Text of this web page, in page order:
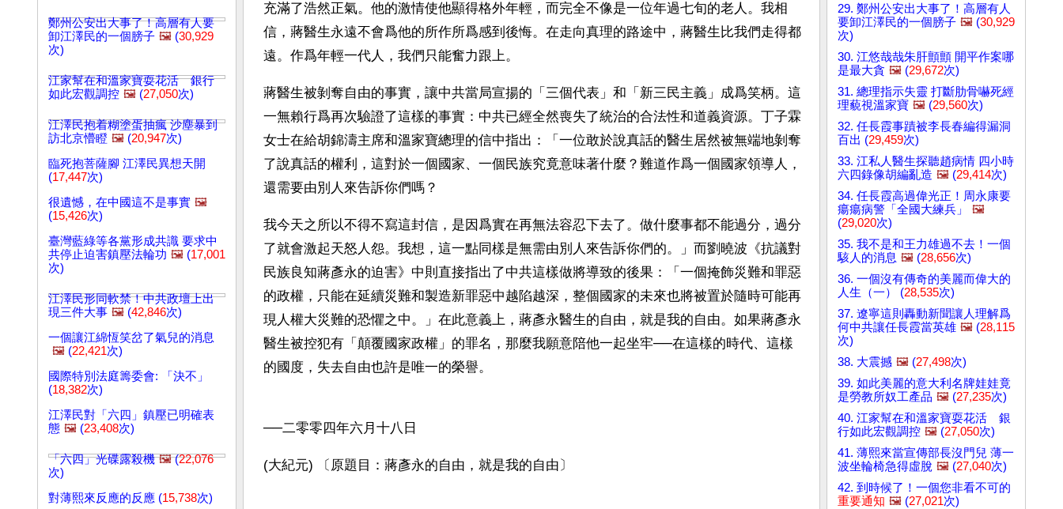
鄭州公安出大事了！高層有人要
卸江澤民的一個膀子 🖼️ (30,929
次)
江家幫在和溫家寶耍花活 銀行
如此宏觀調控 🖼️ (27,050次)
江澤民抱着糊塗蛋抽瘋 沙塵暴到
訪北京懵瞪 🖼️ (20,947次)
臨死抱菩薩腳 江澤民異想天開
(17,447次)
很遺憾，在中國這不是事實 🖼️
(15,426次)
臺灣藍綠等各黨形成共識 要求中
共停止迫害鎮壓法輪功 🖼️ (17,001
次)
江澤民形同軟禁！中共政壇上出
現三件大事 🖼️ (42,846次)
一個讓江綿恆笑岔了氣兒的消息
🖼️ (22,421次)
國際特別法庭籌委會: 「決不」
(18,382次)
江澤民對「六四」鎮壓已明確表
態 🖼️ (23,408次)
「六四」光碟露殺機 🖼️(22,076
次)
對薄熙來反應的反應 (15,738次)
充滿了浩然正氣。他的激情使他顯得格外年輕，而完全不像是一位年過七旬的老人。我相
信，蔣醫生永遠不會爲他的所作所爲感到後悔。在走向真理的路途中，蔣醫生比我們走得都
遠。作爲年輕一代人，我們只能奮力跟上。
蔣醫生被剝奪自由的事實，讓中共當局宣揚的「三個代表」和「新三民主義」成爲笑柄。這
一無賴行爲再次驗證了這樣的事實：中共已經全然喪失了統治的合法性和道義資源。丁子霖
女士在給胡錦濤主席和溫家寶總理的信中指出：「一位敢於說真話的醫生居然被無端地剝奪
了說真話的權利，這對於一個國家、一個民族究竟意味著什麼？難道作爲一個國家領導人，
還需要由別人來告訴你們嗎？
我今天之所以不得不寫這封信，是因爲實在再無法容忍下去了。做什麼事都不能過分，過分
了就會激起天怒人怨。我想，這一點同樣是無需由別人來告訴你們的。」而劉曉波《抗議對
民族良知蔣彥永的迫害》中則直接指出了中共這樣做將導致的後果：「一個掩飾災難和罪惡
的政權，只能在延續災難和製造新罪惡中越陷越深，整個國家的未來也將被置於隨時可能再
現人權大災難的恐懼之中。」在此意義上，蔣彥永醫生的自由，就是我的自由。如果蔣彥永
醫生被控犯有「顛覆國家政權」的罪名，那麼我願意陪他一起坐牢──在這樣的時代、這樣
的國度，失去自由也許是唯一的榮譽。
──二零零四年六月十八日
(大紀元) 〔原題目：蔣彥永的自由，就是我的自由〕
29. 鄭州公安出大事了！高層有人
要卸江澤民的一個膀子 🖼️ (30,929
次)
30. 江悠哉哉朱肝顫顫 開平作案哪
是最大貪 🖼️ (29,672次)
31. 總理指示失靈 打斷肋骨嚇死經
理藐視溫家寶 🖼️ (29,560次)
32. 任長霞事蹟被李長春編得漏洞
百出 (29,459次)
33. 江私人醫生探聽趙病情 四小時
六四錄像胡編亂造 🖼️ (29,414次)
34. 任長霞高過偉光正！周永康要
瘍瘍病警「全國大練兵」
🖼️
(29,020次)
35. 我不是和王力雄過不去！一個
駭人的消息 🖼️ (28,656次)
36. 一個沒有傳奇的美麗而偉大的
人生（一） (28,535次)
37. 遼寧這則轟動新聞讓人理解爲
何中共讓任長霞當英雄 🖼️ (28,115
次)
38. 大震撼 🖼️ (27,498次)
39. 如此美麗的意大利名牌娃娃竟
是勞教所奴工產品 🖼️ (27,235次)
40. 江家幫在和溫家寶耍花活 銀
行如此宏觀調控 🖼️ (27,050次)
41. 薄熙來當宣傳部長沒門兒 薄一
波坐輪椅急得虛脫 🖼️ (27,040次)
42. 到時候了！一個您非看不可的
重要通知 🖼️ (27,021次)